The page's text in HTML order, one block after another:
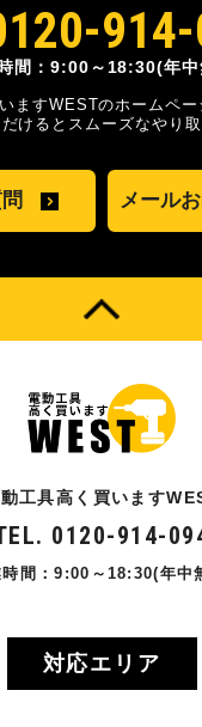
間：9:00～18:30(年中
ますWESTのホームペー
けるとスムーズなやり
メール
工具高く買います
0120-914-
時間：9:00～18:30(年中
対応エリア